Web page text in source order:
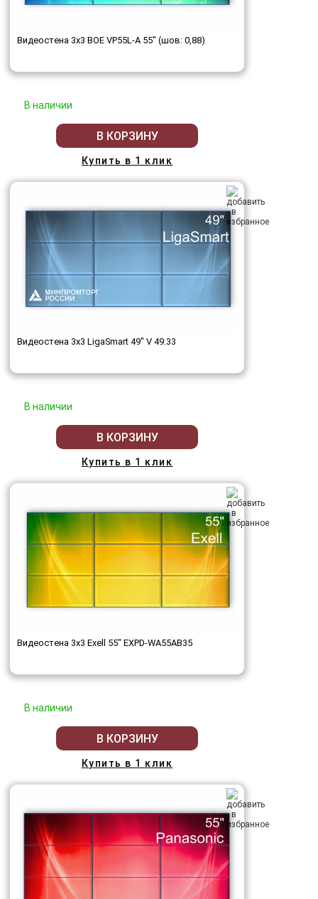
Видеостена 3x3 BOE VP55L-A 55" (шов: 0,88)
В наличии
В КОРЗИНУ
Купить в 1 клик
Видеостена 3x3 LigaSmart 49" V 49.33
В наличии
В КОРЗИНУ
Купить в 1 клик
Видеостена 3x3 Exell 55" EXPD-WA55AB35
В наличии
В КОРЗИНУ
Купить в 1 клик